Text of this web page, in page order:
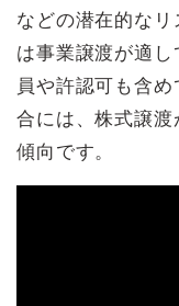
などの潜在的な
は事業譲渡が適
員や許認可も含
合には、株式譲
傾向です。